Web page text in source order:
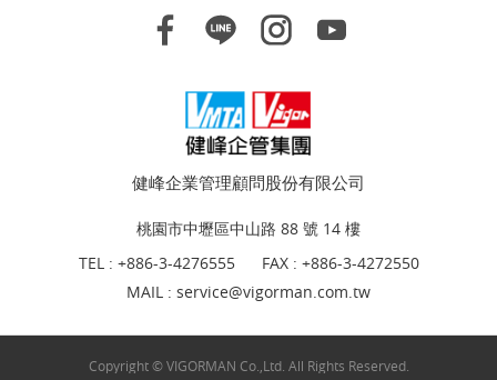
健峰企業管理顧問股份有限公司
桃園市中壢區中山路 88 號 14 樓
TEL : +886-3-4276555
FAX : +886-3-4272550
MAIL : service@vigorman.com.tw
Copyright © VIGORMAN Co.,Ltd. All Rights Reserved.